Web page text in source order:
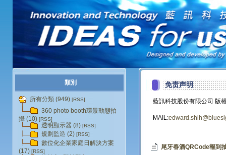
免责声明
藍訊科技股份有限公司
MAIL:
尾牙春酒QRCode報到
類別
所有分類 (949) [RSS]
360 photo booth環景動態拍
攝 (10) [RSS]
透明顯示器 (8) [RSS]
規劃監造 (2) [RSS]
數位化企業家庭日解決方案
(17) [RSS]